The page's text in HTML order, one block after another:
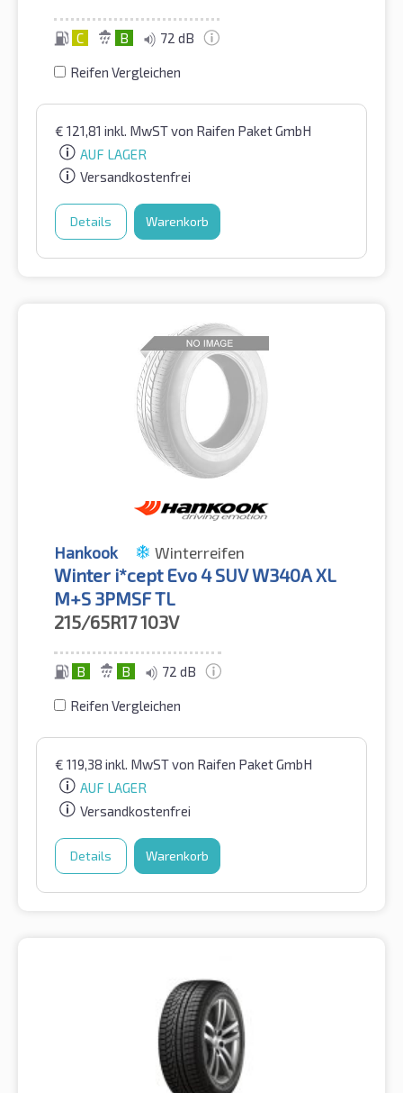
C B 72 dB
Reifen Vergleichen
€ 121,81 inkl. MwSTvon Raifen Paket GmbH
AUF LAGER
Versandkostenfrei
Details Warenkorb
Hankook Winterreifen
Winter i*cept Evo 4 SUV W340A XL
M+S 3PMSF TL
215/65R17103V
B B 72 dB
Reifen Vergleichen
€ 119,38 inkl. MwSTvon Raifen Paket GmbH
AUF LAGER
Versandkostenfrei
Details Warenkorb